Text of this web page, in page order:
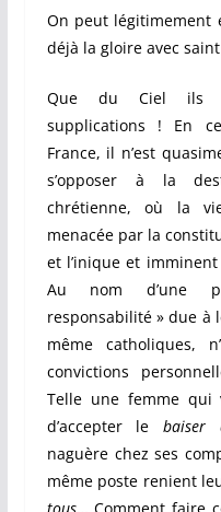
On peut légitimement
déjà la gloire avec
Que du Ciel ils
supplications ! En
France, il n’est
s’opposer à la
chrétienne, où la
menacée par la
et l’inique et
Au nom d’une
responsabilité » due à
même catholiques,
convictions
Telle une femme qui
d’accepter lebaiser
naguère chez ses
même poste renient